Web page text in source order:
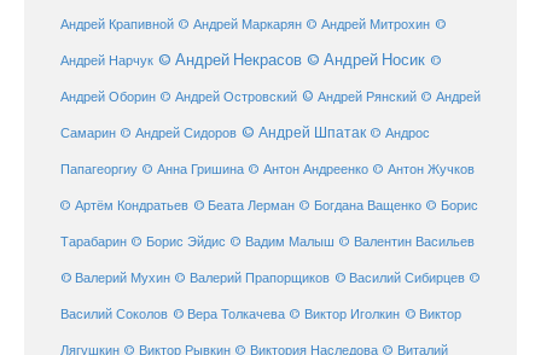
Андрей Крапивной © Андрей Маркарян © Андрей Митрохин ©
Андрей Нарчук © Андрей Некрасов © Андрей Носик ©
Андрей Оборин © Андрей Островский © Андрей Рянский © Андрей
Самарин © Андрей Сидоров © Андрей Шпатак © Андрос
Папагеоргиу © Анна Гришина © Антон Андреенко © Антон Жучков
© Артём Кондратьев © Беата Лерман © Богдана Ващенко © Борис
Тарабарин © Борис Эйдис © Вадим Малыш © Валентин Васильев
© Валерий Мухин © Валерий Прапорщиков © Василий Сибирцев ©
Василий Соколов © Вера Толкачева © Виктор Иголкин © Виктор
Лягушкин © Виктор Рывкин © Виктория Наследова © Виталий